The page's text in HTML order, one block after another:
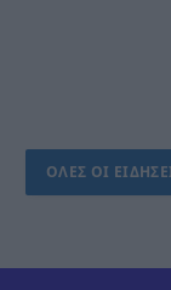
ΟΛΕΣ ΟΙ